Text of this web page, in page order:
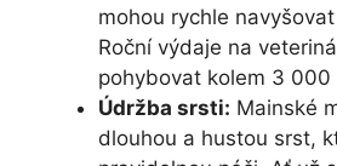
mohou rychle
Roční výdaje na
pohybovat kolem 3 000
Údržba srsti: Mainské
dlouhou a hustou srst,